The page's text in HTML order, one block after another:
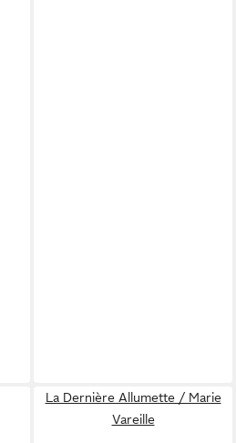
La Dernière Allumette / Marie
Vareille